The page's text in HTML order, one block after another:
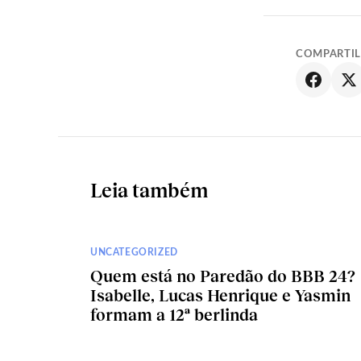
Leia também
UNCATEGORIZED
Quem está no Paredão do BBB 24?
Isabelle, Lucas Henrique e Yasmin
formam a 12ª berlinda